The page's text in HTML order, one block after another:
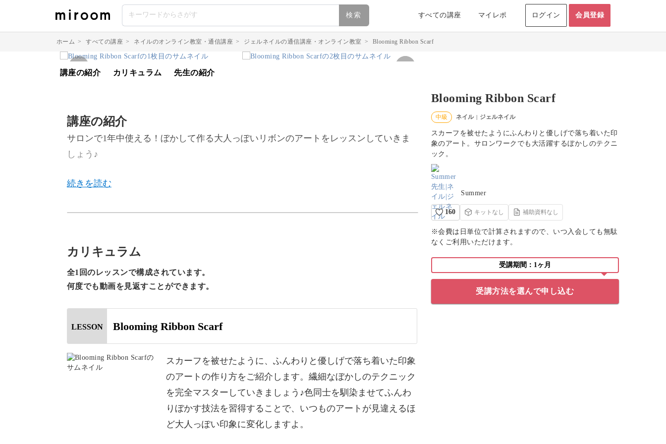
検索 すべての講座 マイレポ ログイン 会員登録
ホーム > すべての講座 > ネイルのオンライン教室・通信講座 > ジェルネイルの通信講座・オンライン教室 > Blooming Ribbon Scarf
Blooming Ribbon Scarf
中級 ネイル | ジェルネイル
スカーフを被せたようにふんわりと優しげで落ち着いた印
象のアート。サロンワークでも大活躍するぼかしのテクニ
ック。
Summer
160 キットなし 補助資料なし
※会費は日単位で計算されますので、いつ入会しても無駄
なくご利用いただけます。
受講期間：1ヶ月
受講方法を選んで申し込む
講座の紹介 カリキュラム 先生の紹介
講座の紹介
サロンで1年中使える！ぼかして作る大人っぽいリボンのアートをレッスンしていきま
しょう♪
今回のレッスンでは、スカーフを被せたようにふんわりと優しげで落ち着いた印象のア
そんなときには、色をぼんやりと滲ませて描くぼかしのテクニックをサロンワークに取
り入れてみてはいかがでしょう？
色と色の境目がはっきりしていると、せっかくのアートも子供っぽく見えてしまいが
カリキュラム
全1回のレッスンで構成されています。
何度でも動画を見返すことができます。
LESSON Blooming Ribbon Scarf
スカーフを被せたように、ふんわりと優しげで落ち着いた印象
のアートの作り方をご紹介します。繊細なぼかしのテクニック
を完全マスターしていきましょう♪色同士を馴染ませてふんわ
りぼかす技法を習得することで、いつものアートが見違えるほ
ど大人っぽい印象に変化しますよ。